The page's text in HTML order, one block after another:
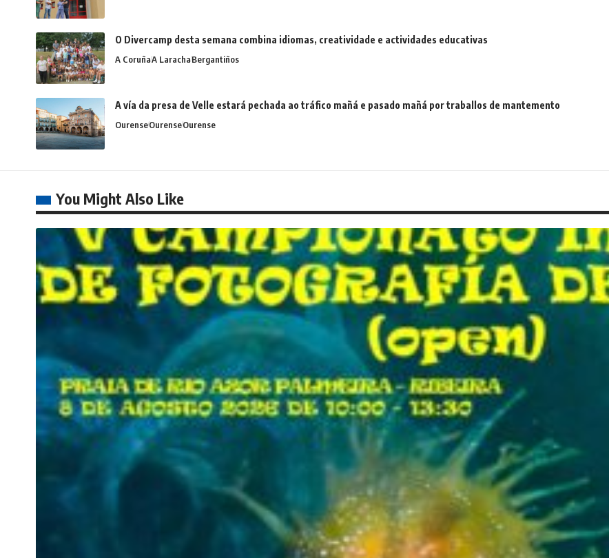
O Divercamp desta semana combina idiomas, creatividade e actividades educativas
A CoruñaA LarachaBergantiños
A vía da presa de Velle estará pechada ao tráfico mañá e pasado mañá por traballos de mantemento
OurenseOurenseOurense
You Might Also Like